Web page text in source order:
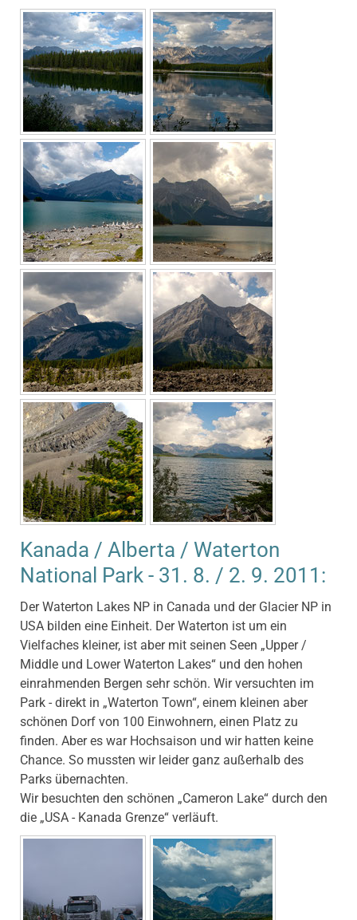
Kanada / Alberta / Waterton
National Park - 31. 8. / 2. 9. 2011:
Der Waterton Lakes NP in Canada und der Glacier NP in
USA bilden eine Einheit. Der Waterton ist um ein
Vielfaches kleiner, ist aber mit seinen Seen „Upper /
Middle und Lower Waterton Lakes“ und den hohen
einrahmenden Bergen sehr schön. Wir versuchten im
Park - direkt in „Waterton Town“, einem kleinen aber
schönen Dorf von 100 Einwohnern, einen Platz zu
finden. Aber es war Hochsaison und wir hatten keine
Chance. So mussten wir leider ganz außerhalb des
Parks übernachten.
Wir besuchten den schönen „Cameron Lake“ durch den
die „USA - Kanada Grenze“ verläuft.